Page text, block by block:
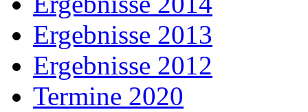
Ergebnisse 2013
Ergebnisse 2012
Termine 2020